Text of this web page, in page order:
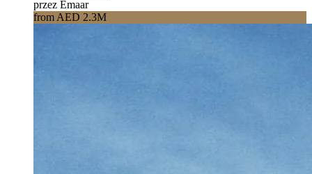
przez Emaar
from AED 2.3M